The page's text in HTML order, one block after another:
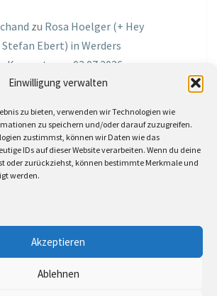
Einwilligung verwalten
zu bieten, verwenden wir Technologien wie
zu speichern und/oder darauf zuzugreifen.
zustimmst, können wir Daten wie das
IDs auf dieser Website verarbeiten. Wenn du deine
oder zurückziehst, können bestimmte Merkmale und
werden.
Akzeptieren
Ablehnen
zu Rosa Hoelger (+ Hey
Ebert) in Werders
Konzerte am 03.07.2026
vom 08.09.2025 mit Joe Astray
zuMiri in the Green in der
am 30.05.2026
mit dem Vinylexpress zum
am 16.05.2026